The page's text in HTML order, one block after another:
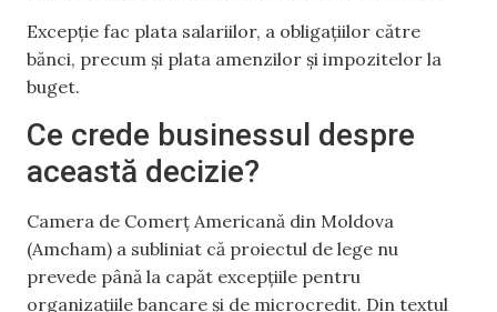
Excepție fac plata salariilor, a obligațiilor către
bănci, precum și plata amenzilor și impozitelor la
buget.
Ce crede businessul despre
această decizie?
Camera de Comerț Americană din Moldova
(Amcham) a subliniat că proiectul de lege nu
prevede până la capăt excepțiile pentru
organizațiile bancare și de microcredit. Din textul